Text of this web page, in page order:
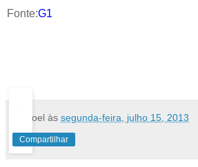
Fonte:G1
Manoel às segunda-feira, julho 15, 2013
Compartilhar